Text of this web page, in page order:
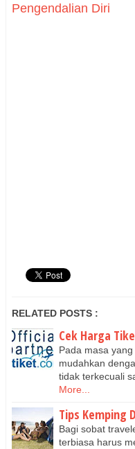
Pengendalian Diri
RELATED POSTS :
Cek Harga
Pada masa
mudahkan
tidak terkecuali
More...
Tips Kemping
Bagi sobat
terbiasa harus